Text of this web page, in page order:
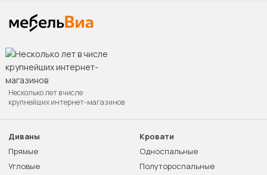
Несколько лет в числе
крупнейших интернет-магазинов
Диваны
Прямые
Угловые
Кровати
Односпальные
Полутороспальные